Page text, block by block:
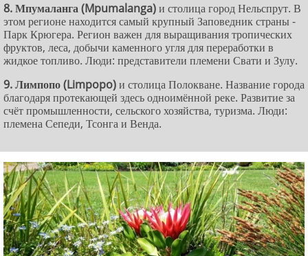
8. Мпумаланга (Mpumalanga)и столица город Нельспрут. В
этом регионе находится самый крупный Заповедник страны -
Парк Крюгера. Регион важен для выращивания тропических
фруктов, леса, добычи каменного угля для переработки в
жидкое топливо. Люди: представители племени Свати и Зулу.
9. Лимпопо (Limpopo)и столица Полокване. Название города
благодаря протекающей здесь одноимённой реке. Развитие за
счёт промышленности, сельского хозяйства, туризма. Люди:
племена Сепеди, Тсонга и Венда.